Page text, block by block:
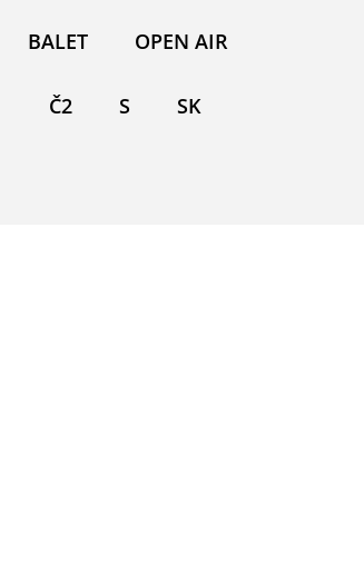
BALET OPEN AIR
Č2 S
SK